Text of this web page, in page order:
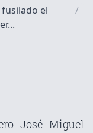
fusilado el
/
José Miguel